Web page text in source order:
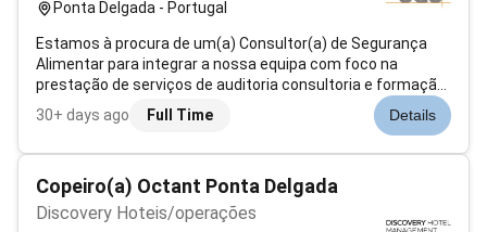
Ponta Delgada - Portugal
Estamos à procura de um(a) Consultor(a) de Segurança
Alimentar para integrar a nossa equipa com foco na
prestação de serviços de auditoria consultoria e formação
na área alimentar.Principais responsabilidades:Realização
de auditorias de segurança alimentar;Recolha de amostras
30+ days ago Full Time Details
Copeiro(a) Octant Ponta Delgada
Discovery Hoteis/operações